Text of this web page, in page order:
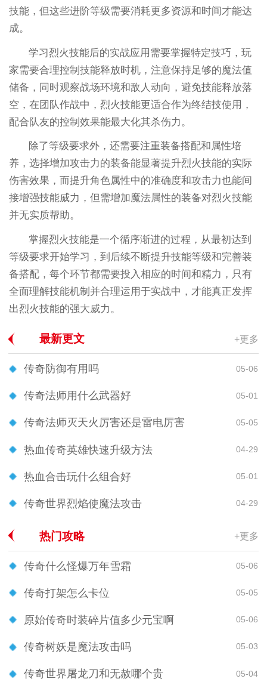
技能，但这些进阶等级需要消耗更多资源和时间才能达
成。
学习烈火技能后的实战应用需要掌握特定技巧，玩
家需要合理控制技能释放时机，注意保持足够的魔法值
储备，同时观察战场环境和敌人动向，避免技能释放落
空，在团队作战中，烈火技能更适合作为终结技使用，
配合队友的控制效果能最大化其杀伤力。
除了等级要求外，还需要注重装备搭配和属性培
养，选择增加攻击力的装备能显著提升烈火技能的实际
伤害效果，而提升角色属性中的准确度和攻击力也能间
接增强技能威力，但需增加魔法属性的装备对烈火技能
并无实质帮助。
掌握烈火技能是一个循序渐进的过程，从最初达到
等级要求开始学习，到后续不断提升技能等级和完善装
备搭配，每个环节都需要投入相应的时间和精力，只有
全面理解技能机制并合理运用于实战中，才能真正发挥
出烈火技能的强大威力。
最新更文 +更多
传奇防御有用吗 05-06
传奇法师用什么武器好 05-01
传奇法师灭天火厉害还是雷电厉害 05-05
热血传奇英雄快速升级方法 04-29
热血合击玩什么组合好 05-01
传奇世界烈焰使魔法攻击 04-29
热门攻略 +更多
传奇什么怪爆万年雪霜 05-06
传奇打架怎么卡位 05-05
原始传奇时装碎片值多少元宝啊 05-06
传奇树妖是魔法攻击吗 05-03
传奇世界屠龙刀和无赦哪个贵 05-04